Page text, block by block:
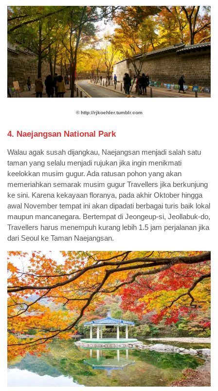
©️http://rjkoehler.tumblr.com
4. Naejangsan National Park
Walau agak susah dijangkau, Naejangsan menjadi salah satu
taman yang selalu menjadi rujukan jika ingin menikmati
keelokkan musim gugur. Ada ratusan pohon yang akan
memeriahkan semarak musim gugur Travellers jika berkunjung
ke sini. Karena kekayaan floranya, pada akhir Oktober hingga
awal November tempat ini akan dipadati berbagai turis baik lokal
maupun mancanegara. Bertempat di Jeongeup-si, Jeollabuk-do,
Travellers harus menempuh kurang lebih 1.5 jam perjalanan jika
dari Seoul ke Taman Naejangsan.